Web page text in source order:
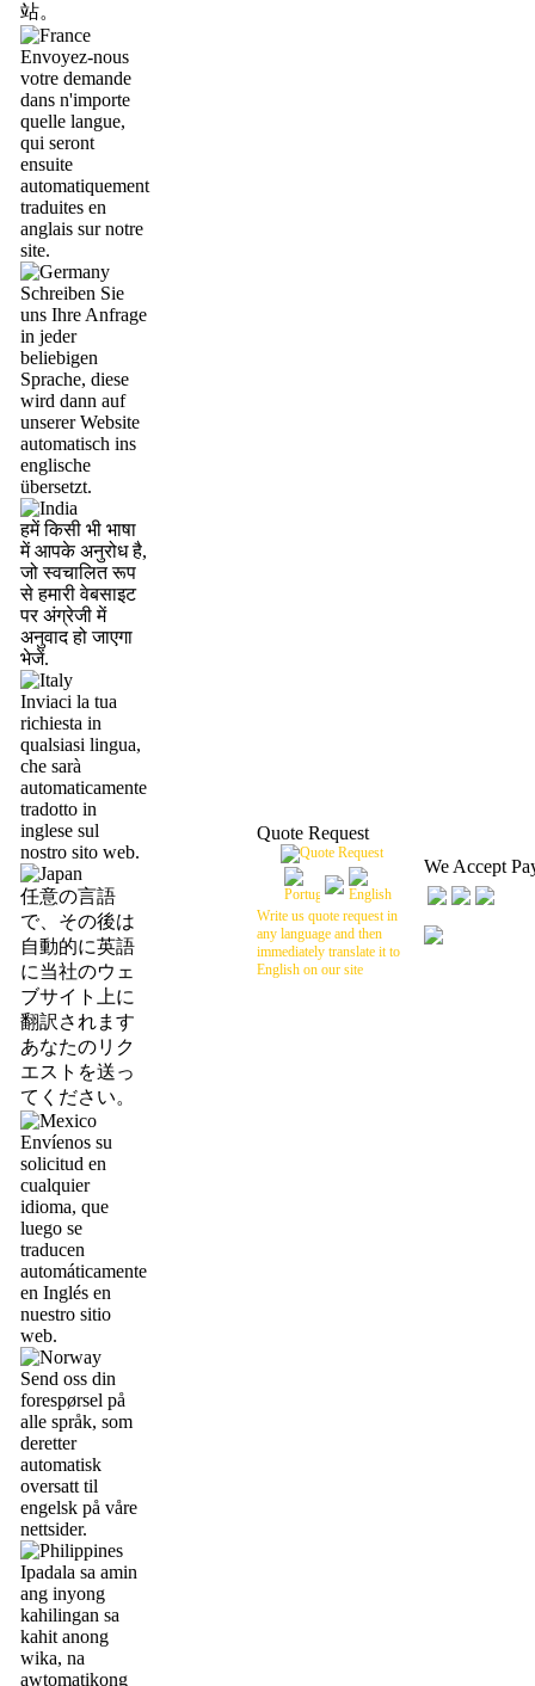
站。
Envoyez-nous
votre demande
dans n'importe
quelle langue,
qui seront
ensuite
automatiquement
traduites en
anglais sur notre
site.
Schreiben Sie
uns Ihre Anfrage
in jeder
beliebigen
Sprache, diese
wird dann auf
unserer Website
automatisch ins
englische
übersetzt.
हमें किसी भी भाषा
में आपके अनुरोध है,
जो स्वचालित रूप
से हमारी वेबसाइट
पर अंग्रेजी में
अनुवाद हो जाएगा
भेजें.
Inviaci la tua
richiesta in
qualsiasi lingua,
che sarà
automaticamente
tradotto in
inglese sul
nostro sito web.
任意の言語
で、その後は
自動的に英語
に当社のウェ
ブサイト上に
翻訳されます
あなたのリク
エストを送っ
てください。
Envíenos su
solicitud en
cualquier
idioma, que
luego se
traducen
automáticamente
en Inglés en
nuestro sitio
web.
Send oss din
forespørsel på
alle språk, som
deretter
automatisk
oversatt til
engelsk på våre
nettsider.
Ipadala sa amin
ang inyong
kahilingan sa
kahit anong
wika, na
awtomatikong
Quote Request
Write us quote request in
any language and then
immediately translate it to
English on our site
We Accept